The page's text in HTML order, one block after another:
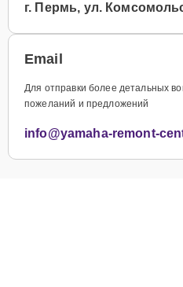
г. Пермь, ул.
Email
Для отправки более детальных
пожеланий и предложений
info@yamaha-remont-